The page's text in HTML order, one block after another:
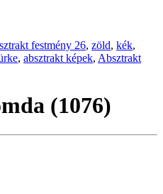
festmény 26, zöld, kék,
, absztrakt képek, Absztrakt
(1076)